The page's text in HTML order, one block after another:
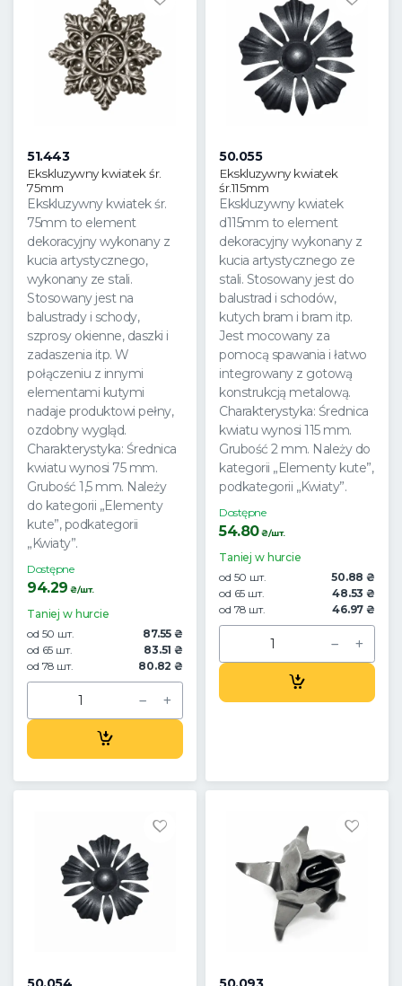
51.443
Ekskluzywny kwiatek śr.
75mm
Ekskluzywny kwiatek śr.
75mm to element
dekoracyjny wykonany z
kucia artystycznego,
wykonany ze stali.
Stosowany jest na
balustrady i schody,
szprosy okienne, daszki i
zadaszenia itp. W
połączeniu z innymi
elementami kutymi
nadaje produktowi pełny,
ozdobny wygląd.
Charakterystyka: Średnica
kwiatu wynosi 75 mm.
Grubość 1,5 mm. Należy
do kategorii „Elementy
kute”, podkategorii
„Kwiaty”.
Dostępne
94.29 ₴/шт.
Taniej w hurcie
od 50 шт.
87.55 ₴
od 65 шт.
83.51 ₴
od 78 шт.
80.82 ₴
50.055
Ekskluzywny kwiatek
śr.115mm
Ekskluzywny kwiatek
d115mm to element
dekoracyjny wykonany z
kucia artystycznego ze
stali. Stosowany jest do
balustrad i schodów,
kutych bram i bram itp.
Jest mocowany za
pomocą spawania i łatwo
integrowany z gotową
konstrukcją metalową.
Charakterystyka: Średnica
kwiatu wynosi 115 mm.
Grubość 2 mm. Należy do
kategorii „Elementy kute”,
podkategorii „Kwiaty”.
Dostępne
54.80₴/шт.
Taniej w hurcie
od 50 шт.
50.88 ₴
od 65 шт.
48.53 ₴
od 78 шт.
46.97 ₴